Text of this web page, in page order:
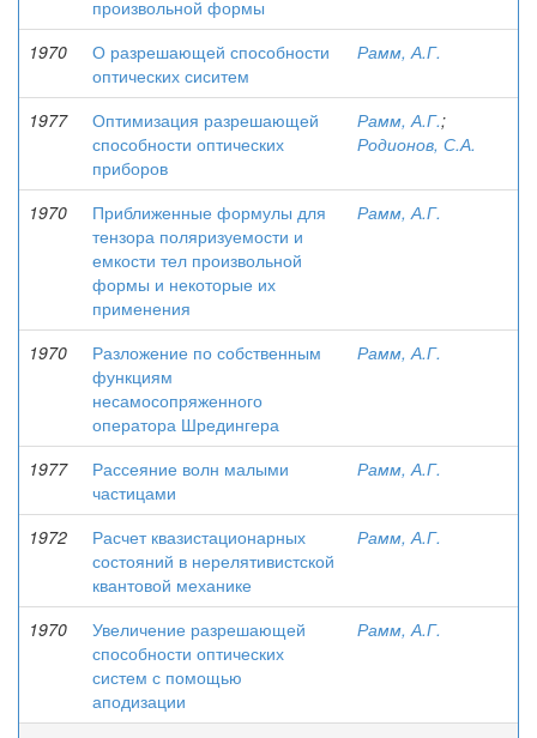
произвольной формы
1970
О разрешающей способности
оптических сиситем
Рамм, А.Г.
1977
Оптимизация разрешающей
способности оптических
приборов
Рамм, А.Г.;
Родионов, С.А.
1970
Приближенные формулы для
тензора поляризуемости и
емкости тел произвольной
формы и некоторые их
применения
Рамм, А.Г.
1970
Разложение по собственным
функциям
несамосопряженного
оператора Шредингера
Рамм, А.Г.
1977
Рассеяние волн малыми
частицами
Рамм, А.Г.
1972
Расчет квазистационарных
состояний в нерелятивистской
квантовой механике
Рамм, А.Г.
1970
Увеличение разрешающей
способности оптических
систем с помощью
аподизации
Рамм, А.Г.